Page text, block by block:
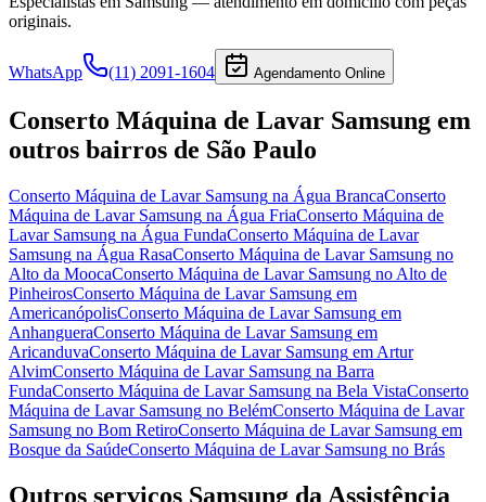
originais.
WhatsApp (11) 2091-1604 Agendamento Online
Conserto Máquina de Lavar Samsung em
outros bairros de São Paulo
Conserto Máquina de Lavar Samsung na Água BrancaConserto
Máquina de Lavar Samsung na Água FriaConserto Máquina de
Lavar Samsung na Água FundaConserto Máquina de Lavar
Samsung na Água RasaConserto Máquina de Lavar Samsung no
Alto da MoocaConserto Máquina de Lavar Samsung no Alto de
PinheirosConserto Máquina de Lavar Samsung em
AmericanópolisConserto Máquina de Lavar Samsung em
AnhangueraConserto Máquina de Lavar Samsung em
AricanduvaConserto Máquina de Lavar Samsung em Artur
AlvimConserto Máquina de Lavar Samsung na Barra
FundaConserto Máquina de Lavar Samsung na Bela VistaConserto
Máquina de Lavar Samsung no BelémConserto Máquina de Lavar
Samsung no Bom RetiroConserto Máquina de Lavar Samsung em
Bosque da SaúdeConserto Máquina de Lavar Samsung no Brás
Outros serviços Samsung da Assistência